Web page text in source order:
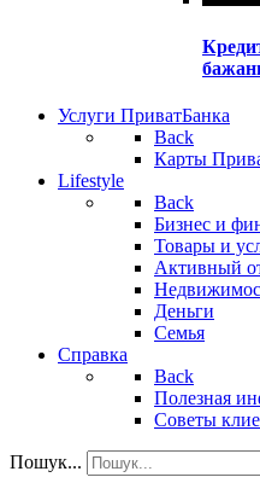
Услуги ПриватБанка
Back
Карты
Lifestyle
Back
Бизнес и
Товары и
Активный
Деньги
Семья
Справка
Back
Полезная
Советы
Пошук...